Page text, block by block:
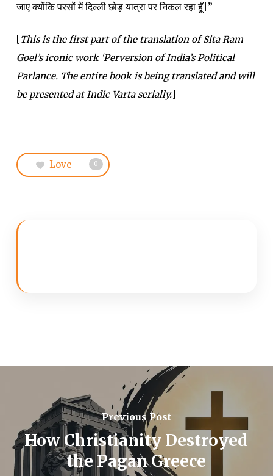
जाए क्योंकि परसों में दिल्ली छोड़ यात्रा पर निकल रहा हूँ|”
This is the first part of the translation of Sita Ram
Goel’s iconic work ‘Perversion of India’s Political
Parlance. The entire book is being translated and will
be presented at Indic Varta serially.]
Love 0
Previous Post
How Christianity Destroyed
the Pagan Greece